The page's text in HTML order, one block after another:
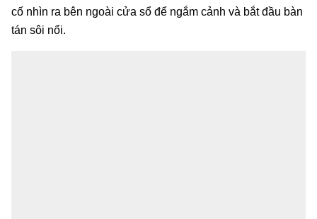
cố nhìn ra bên ngoài cửa sổ để ngắm cảnh và bắt đầu bàn
tán sôi nổi.